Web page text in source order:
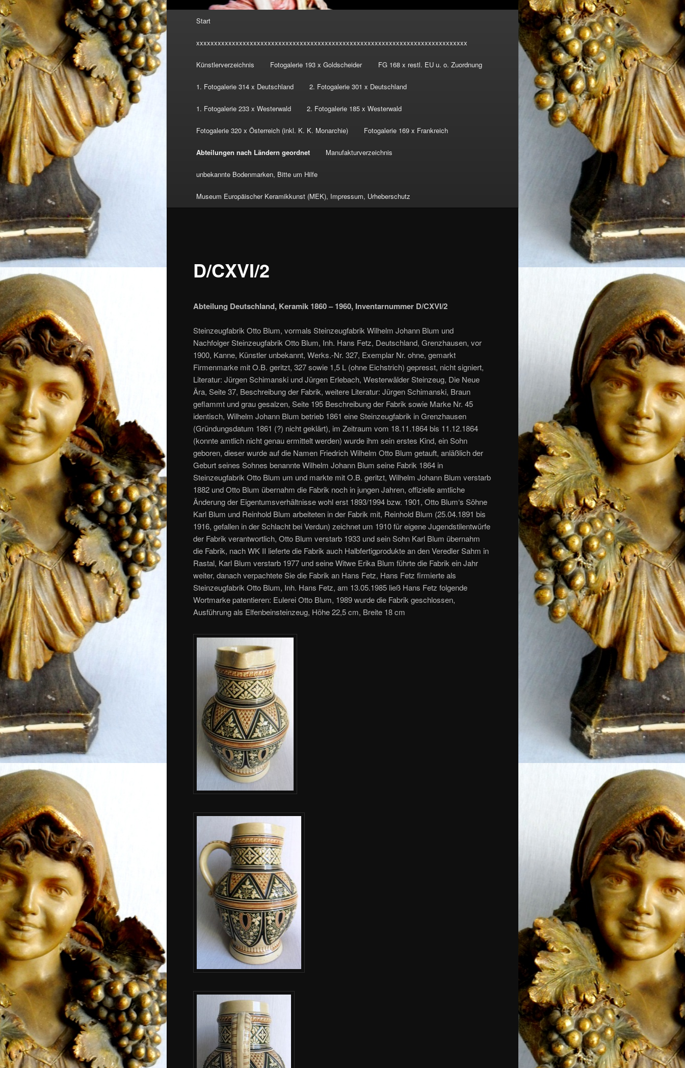
Start
xxxxxxxxxxxxxxxxxxxxxxxxxxxxxxxxxxxxxxxxxxxxxxxxxxxxxxxxxxxxxxxxxxxxxxxxxxxx
Künstlerverzeichnis Fotogalerie 193 x Goldscheider FG 168 x restl. EU u. o. Zuordnung
1. Fotogalerie 314 x Deutschland 2. Fotogalerie 301 x Deutschland
1. Fotogalerie 233 x Westerwald 2. Fotogalerie 185 x Westerwald
Fotogalerie 320 x Österreich (inkl. K. K. Monarchie) Fotogalerie 169 x Frankreich
Abteilungen nach Ländern geordnet Manufakturverzeichnis
unbekannte Bodenmarken, Bitte um Hilfe
Museum Europäischer Keramikkunst (MEK), Impressum, Urheberschutz
D/CXVI/2
Abteilung Deutschland, Keramik 1860 – 1960, Inventarnummer D/CXVI/2
Steinzeugfabrik Otto Blum, vormals Steinzeugfabrik Wilhelm Johann Blum und
Nachfolger Steinzeugfabrik Otto Blum, Inh. Hans Fetz, Deutschland, Grenzhausen, vor
1900, Kanne, Künstler unbekannt, Werks.-Nr. 327, Exemplar Nr. ohne, gemarkt
Firmenmarke mit O.B. geritzt, 327 sowie 1,5 L (ohne Eichstrich) gepresst, nicht signiert,
Literatur: Jürgen Schimanski und Jürgen Erlebach, Westerwälder Steinzeug, Die Neue
Ära, Seite 37, Beschreibung der Fabrik, weitere Literatur: Jürgen Schimanski, Braun
geflammt und grau gesalzen, Seite 195 Beschreibung der Fabrik sowie Marke Nr. 45
identisch, Wilhelm Johann Blum betrieb 1861 eine Steinzeugfabrik in Grenzhausen
(Gründungsdatum 1861 (?) nicht geklärt), im Zeitraum vom 18.11.1864 bis 11.12.1864
(konnte amtlich nicht genau ermittelt werden) wurde ihm sein erstes Kind, ein Sohn
geboren, dieser wurde auf die Namen Friedrich Wilhelm Otto Blum getauft, anläßlich der
Geburt seines Sohnes benannte Wilhelm Johann Blum seine Fabrik 1864 in
Steinzeugfabrik Otto Blum um und markte mit O.B. geritzt, Wilhelm Johann Blum verstarb
1882 und Otto Blum übernahm die Fabrik noch in jungen Jahren, offizielle amtliche
Änderung der Eigentumsverhältnisse wohl erst 1893/1994 bzw. 1901, Otto Blum‘s Söhne
Karl Blum und Reinhold Blum arbeiteten in der Fabrik mit, Reinhold Blum (25.04.1891 bis
1916, gefallen in der Schlacht bei Verdun) zeichnet um 1910 für eigene Jugendstilentwürfe
der Fabrik verantwortlich, Otto Blum verstarb 1933 und sein Sohn Karl Blum übernahm
die Fabrik, nach WK II lieferte die Fabrik auch Halbfertigprodukte an den Veredler Sahm in
Rastal, Karl Blum verstarb 1977 und seine Witwe Erika Blum führte die Fabrik ein Jahr
weiter, danach verpachtete Sie die Fabrik an Hans Fetz, Hans Fetz firmierte als
Steinzeugfabrik Otto Blum, Inh. Hans Fetz, am 13.05.1985 ließ Hans Fetz folgende
Wortmarke patentieren: Eulerei Otto Blum, 1989 wurde die Fabrik geschlossen,
Ausführung als Elfenbeinsteinzeug, Höhe 22,5 cm, Breite 18 cm